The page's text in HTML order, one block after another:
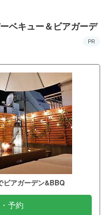
ベキュー＆ビアガーデ
PR
ビアガーデン&BBQ
予約